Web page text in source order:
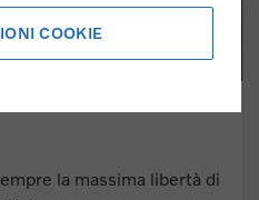
la massima libertà di
COOKIE